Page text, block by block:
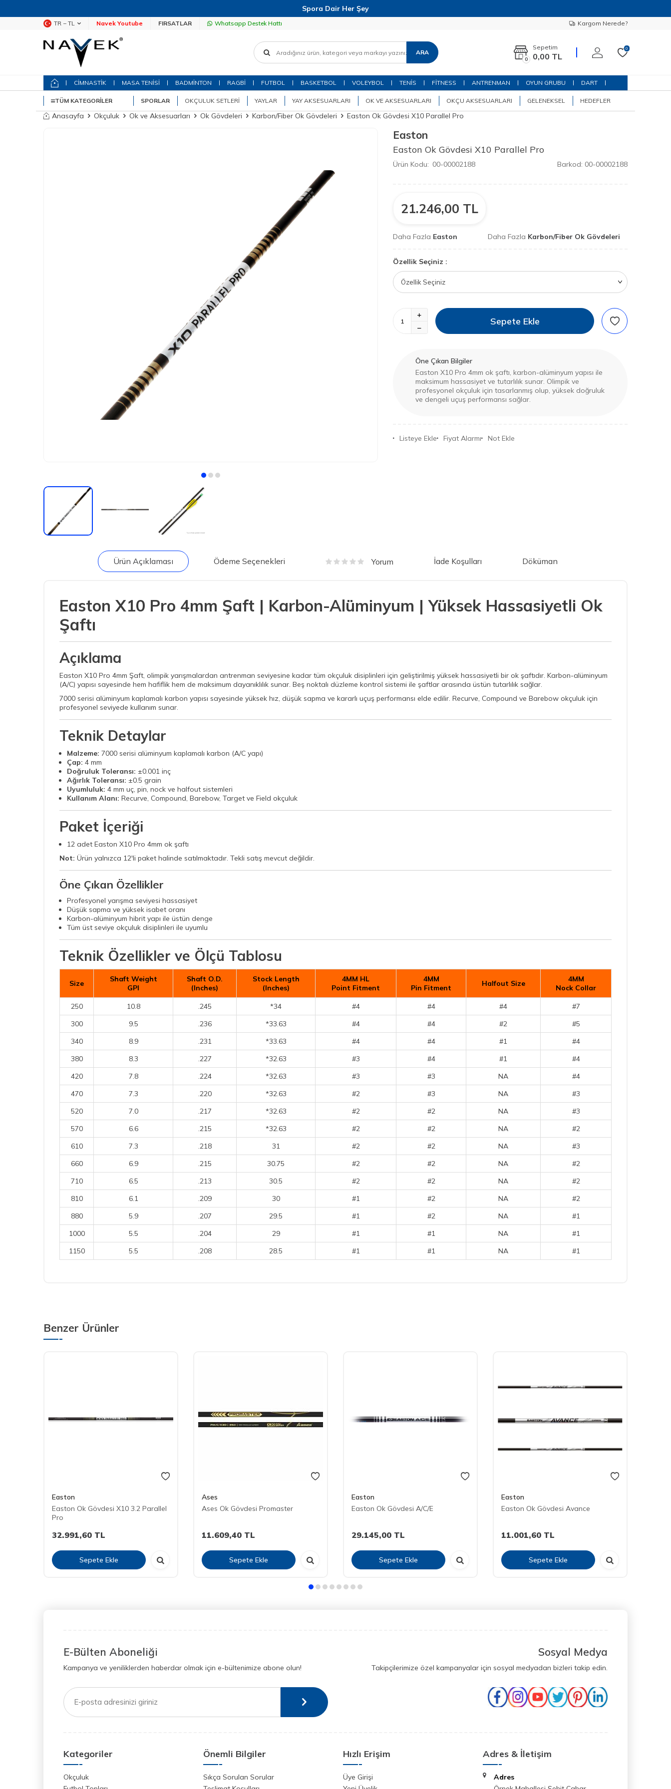
Spora Dair Her Şey
TR − TL Navek Youtube FIRSATLAR Whatsapp Destek Hattı Kargom Nerede?
ARA
0
Sepetim
0,00 TL
0
CİMNASTİK MASA TENİSİ BADMİNTON RAGBİ FUTBOL BASKETBOL VOLEYBOL TENİS FİTNESS ANTRENMAN OYUN GRUBU DART
TÜM KATEGORILER SPORLAR OKÇULUK SETLERI YAYLAR YAY AKSESUARLARI OK VE AKSESUARLARI OKÇU AKSESUARLARI GELENEKSEL HEDEFLER
Anasayfa Okçuluk Ok ve Aksesuarları Ok Gövdeleri Karbon/Fiber Ok Gövdeleri Easton Ok Gövdesi X10 Parallel Pro
Easton
Easton Ok Gövdesi X10 Parallel Pro
Ürün Kodu: 00-00002188 Barkod: 00-00002188
21.246,00 TL
Daha Fazla Easton Daha Fazla Karbon/Fiber Ok Gövdeleri
Özellik Seçiniz :
Sepete Ekle
Öne Çıkan Bilgiler
Easton X10 Pro 4mm ok şaftı, karbon-alüminyum yapısı ile
maksimum hassasiyet ve tutarlılık sunar. Olimpik ve
profesyonel okçuluk için tasarlanmış olup, yüksek doğruluk
ve dengeli uçuş performansı sağlar.
Listeye Ekle Fiyat Alarmı Not Ekle
Ürün Açıklaması Ödeme Seçenekleri Yorum İade Koşulları Döküman
Easton X10 Pro 4mm Şaft | Karbon-Alüminyum | Yüksek Hassasiyetli Ok
Şaftı
Açıklama
Easton X10 Pro 4mm Şaft, olimpik yarışmalardan antrenman seviyesine kadar tüm okçuluk disiplinleri için geliştirilmiş yüksek hassasiyetli bir ok şaftıdır. Karbon-alüminyum
(A/C) yapısı sayesinde hem hafiflik hem de maksimum dayanıklılık sunar. Beş noktalı düzleme kontrol sistemi ile şaftlar arasında üstün tutarlılık sağlar.
7000 serisi alüminyum kaplamalı karbon yapısı sayesinde yüksek hız, düşük sapma ve kararlı uçuş performansı elde edilir. Recurve, Compound ve Barebow okçuluk için
profesyonel seviyede kullanım sunar.
Teknik Detaylar
Malzeme: 7000 serisi alüminyum kaplamalı karbon (A/C yapı)
Çap: 4 mm
Doğruluk Toleransı: ±0.001 inç
Ağırlık Toleransı: ±0.5 grain
Uyumluluk: 4 mm uç, pin, nock ve halfout sistemleri
Kullanım Alanı: Recurve, Compound, Barebow, Target ve Field okçuluk
Paket İçeriği
12 adet Easton X10 Pro 4mm ok şaftı
Not: Ürün yalnızca 12'li paket halinde satılmaktadır. Tekli satış mevcut değildir.
Öne Çıkan Özellikler
Profesyonel yarışma seviyesi hassasiyet
Düşük sapma ve yüksek isabet oranı
Karbon-alüminyum hibrit yapı ile üstün denge
Tüm üst seviye okçuluk disiplinleri ile uyumlu
Teknik Özellikler ve Ölçü Tablosu
Size
Shaft Weight
GPI
Shaft O.D.
(Inches)
Stock Length
(Inches)
4MM HL
Point Fitment
4MM
Pin Fitment
Halfout Size
4MM
Nock Collar
250 10.8 .245 *34 #4 #4 #4
#7
300
9.5 .236 *33.63 #4 #4 #2
#5
340
8.9 .231 *33.63 #4 #4 #1
#4
380
8.3 .227 *32.63 #3 #4 #1
#4
420
7.8 .224 *32.63 #3 #3 NA
#4
470
7.3 .220 *32.63 #2 #3 NA
#3
520
7.0 .217 *32.63 #2 #2 NA
#3
570
6.6 .215 *32.63 #2 #2 NA
#2
610
7.3 .218 31 #2 #2 NA
#3
660
6.9 .215 30.75 #2 #2 NA
#2
710
6.5 .213 30.5 #2 #2 NA
#2
810
6.1 .209 30 #1 #2 NA
#2
880
5.9 .207 29.5 #1 #2 NA
#1
1000
5.5 .204 29 #1 #1 NA
#1
1150
5.5 .208 28.5 #1 #1 NA #1
Benzer Ürünler
Easton
Easton Ok Gövdesi X10 3.2 Parallel
Pro
32.991,60 TL
Sepete Ekle
Ases
Ases Ok Gövdesi Promaster
11.609,40 TL
Sepete Ekle
Easton
Easton Ok Gövdesi A/C/E
29.145,00 TL
Sepete Ekle
Easton
Easton Ok Gövdesi Avance
11.001,60 TL
Sepete Ekle
E-Bülten Aboneliği
Kampanya ve yeniliklerden haberdar olmak için e-bültenimize abone olun!
Sosyal Medya
Takipçilerimize özel kampanyalar için sosyal medyadan bizleri takip edin.
Kategoriler
Okçuluk
Önemli Bilgiler
Sıkça Sorulan Sorular
Hızlı Erişim
Üye Girişi
Adres & İletişim
Adres